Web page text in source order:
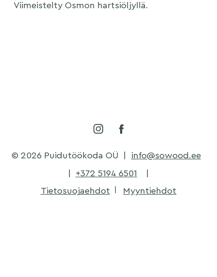
Viimeistelty Osmon hartsiöljyllä.
© 2026 Puidutöökoda OÜ
info@sowood.ee
+372 5194 6501
Tietosuojaehdot
Myyntiehdot